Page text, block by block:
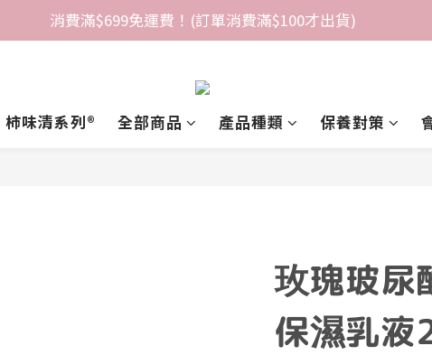
消費滿$699免運費！(訂單消費滿$100才出貨)
柿味清系列®️ 全部商品 產品種類 保養對策
玫瑰玻尿
保濕乳